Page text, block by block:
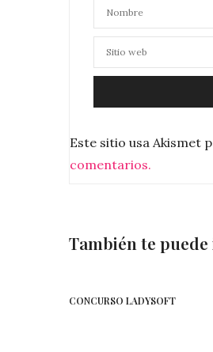
Este sitio usa Akismet
comentarios.
También te
CONCURSO LADYSOFT